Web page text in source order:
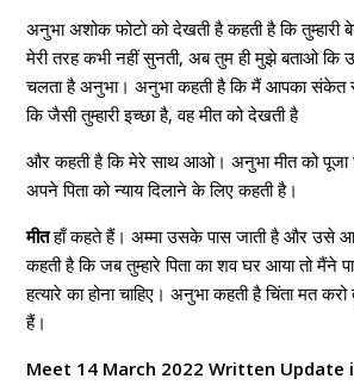
अनुभा अशोक फोटो को देखती है कहती है कि तुम्हारी
मेरी तरह कभी नहीं सुनती, अब तुम ही मुझे बताओ
चलता है अनुभा। अनुभा कहती है कि मैं आपका संकेत
कि जैसी तुम्हारी इच्छा है, वह मीत को देखती है
और कहती है कि मेरे साथ आओ। अनुभा मीत को
अपने पिता को न्याय दिलाने के लिए कहती है।
मीतहाँ कहते हैं। अम्मा उसके पास जाती है और उसे
कहती है कि जब तुम्हारे पिता का शव घर आया तो मैंने
हत्यारे का होना चाहिए। अनुभा कहती है चिंता मत करो
हैं।
Meet 14 March 2022 Written Update